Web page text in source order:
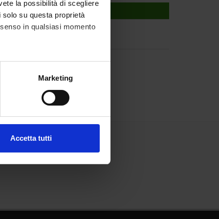
la possibilità di scegliere
su questa proprietà
in qualsiasi momento
metro,
che hai fornito loro o
Marketing
Accetta tutti